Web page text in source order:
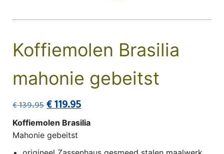
Koffiemolen Brasilia
mahonie gebeitst
€139.95 Oorspronkelijke prijs was: € 139.95.
€119.95Huidige prijs is: € 119.95.
Koffiemolen Brasilia
Mahonie gebeitst